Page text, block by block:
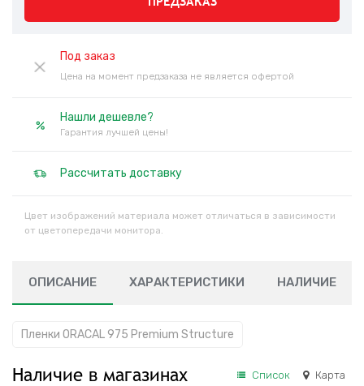
Под заказ
Цена на момент предзаказа не является офертой
Нашли дешевле?
Гарантия лучшей цены!
Рассчитать доставку
Цвет изображений материала может отличаться в зависимости
от цветопередачи монитора.
ОПИСАНИЕ ХАРАКТЕРИСТИКИ НАЛИЧИЕ
Пленки ORACAL 975 Premium Structure
Наличие в магазинах Список Карта